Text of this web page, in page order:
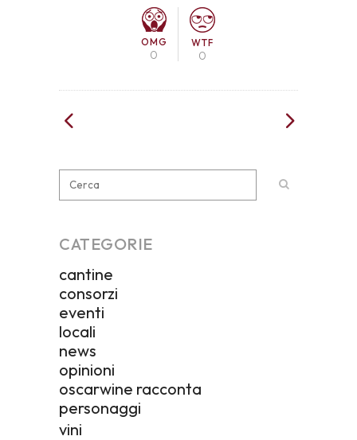
OMG
0
WTF
0
CATEGORIE
cantine
consorzi
eventi
locali
news
opinioni
oscarwine racconta
personaggi
vini